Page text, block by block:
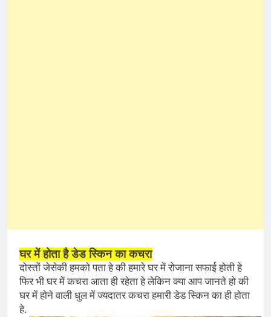
घर में होता है डेड स्किन का कचरा
दोस्तों जेसेकी हमको पता हे की हमारे घर में रोजाना सफाई होती हे
फिर भी घर में कचरा आता ही रहेता हे लेकिन क्या आप जानते हो की
घर में होने वाली धुल में ज्यदातर कचरा हमारी डेड स्किन का ही होता
हे.